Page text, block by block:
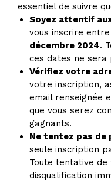
essentiel de suivre
Soyez attentif
vous inscrire
décembre 2024.
ces dates ne sera
Vérifiez votre
votre inscription,
email renseignée
que vous serez
gagnants.
Ne tentez pas
seule inscription
Toute tentative
disqualification